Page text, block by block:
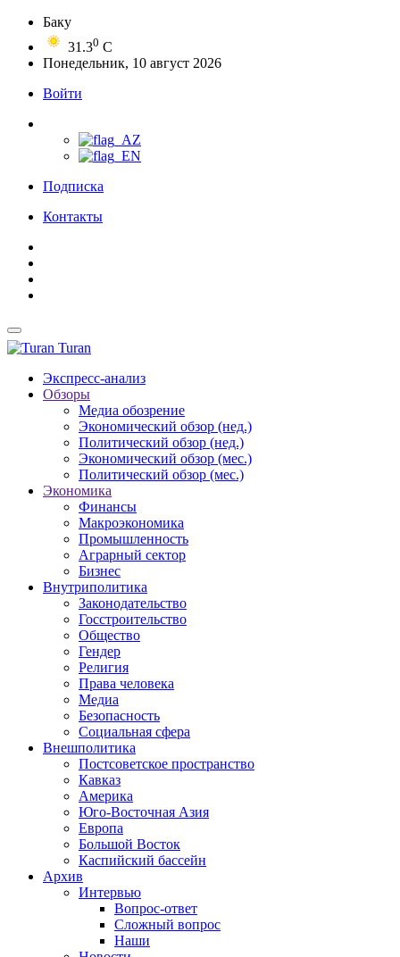
Баку
31.30 C
Понедельник, 10 август 2026
Войти
Подписка
Контакты
Turan
Экспресс-анализ
Обзоры
Медиа обозрение
Экономический обзор (нед.)
Политический обзор (нед.)
Экономический обзор (мес.)
Политический обзор (мес.)
Экономика
Финансы
Макроэкономика
Промышленность
Аграрный сектор
Бизнес
Внутриполитика
Законодательство
Госстроительство
Общество
Гендер
Религия
Права человека
Медиа
Безопасность
Социальная сфера
Внешполитика
Постсоветское пространство
Кавказ
Америка
Юго-Восточная Азия
Европа
Большой Восток
Каспийский бассейн
Архив
Интервью
Вопрос-ответ
Сложный вопрос
Наши